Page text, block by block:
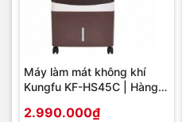
Máy làm mát không khí
Kungfu KF-HS45C | Hàng
2.990.000₫